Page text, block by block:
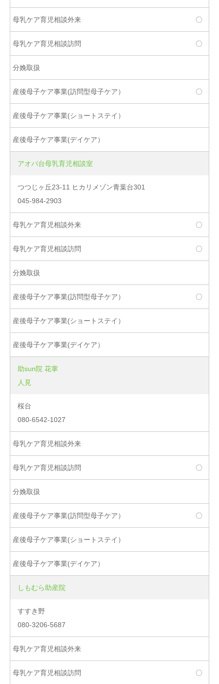
〇
〇
〇
アオバ台母乳育児相談室
つつじヶ丘23-11 ヒカリメゾン青葉台301
045-984-2903
〇
〇
〇
助sun院 花掌
人見
桜台
080-6542-1027
〇
〇
しもむら助産院
すすき野
080-3206-5687
〇